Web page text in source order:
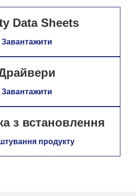
Data Sheets
Завантажити
Завантажити
з встановлення
продукту